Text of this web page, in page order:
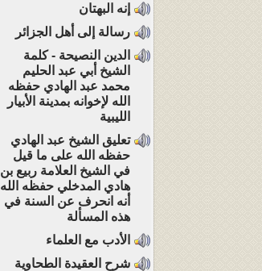
إنه البهتان
رسالة إلى أهل الجزائر
الدين النصيحة - كلمة
الشيخ أبي عبد الحليم
محمد عبد الهادي حفظه
الله لإخوانه بمدينة الأبيار
الليبية
تعليق الشيخ عبد الهادي
حفظه الله على ما قيل
في الشيخ العلامة ربيع بن
هادي المدخلي حفظه الله
أنه انحرف عن السنة في
هذه المسألة
الأدب مع العلماء
شرح العقيدة الطحاوية